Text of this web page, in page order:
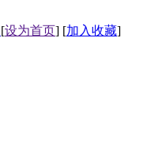
[设为首页] [加入收藏]